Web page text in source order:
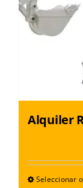
Alquiler
Seleccionar